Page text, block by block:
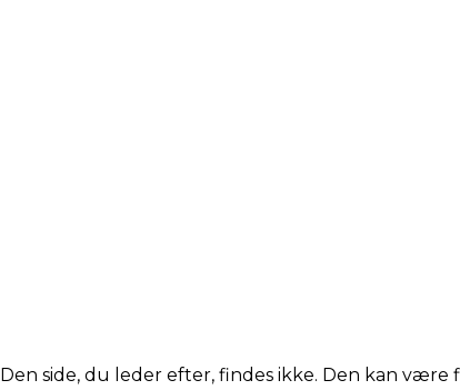
Den side, du leder efter, findes ikke. Den kan